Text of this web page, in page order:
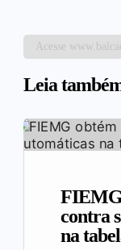
Acesse
Leia
contra
na